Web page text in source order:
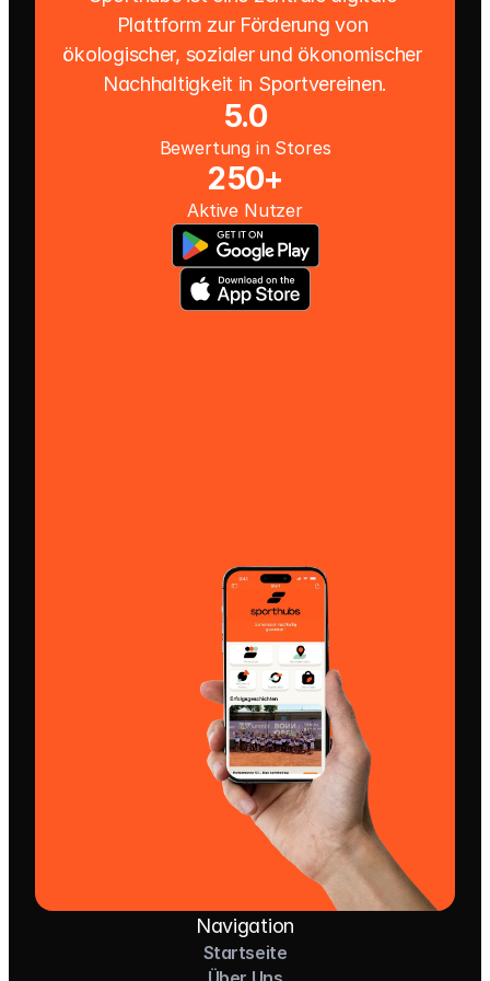
Plattform zur Förderung von
ökologischer, sozialer und ökonomischer
Nachhaltigkeit in Sportvereinen.
5.0
Bewertung in Stores
250+
Aktive Nutzer
Navigation
Startseite